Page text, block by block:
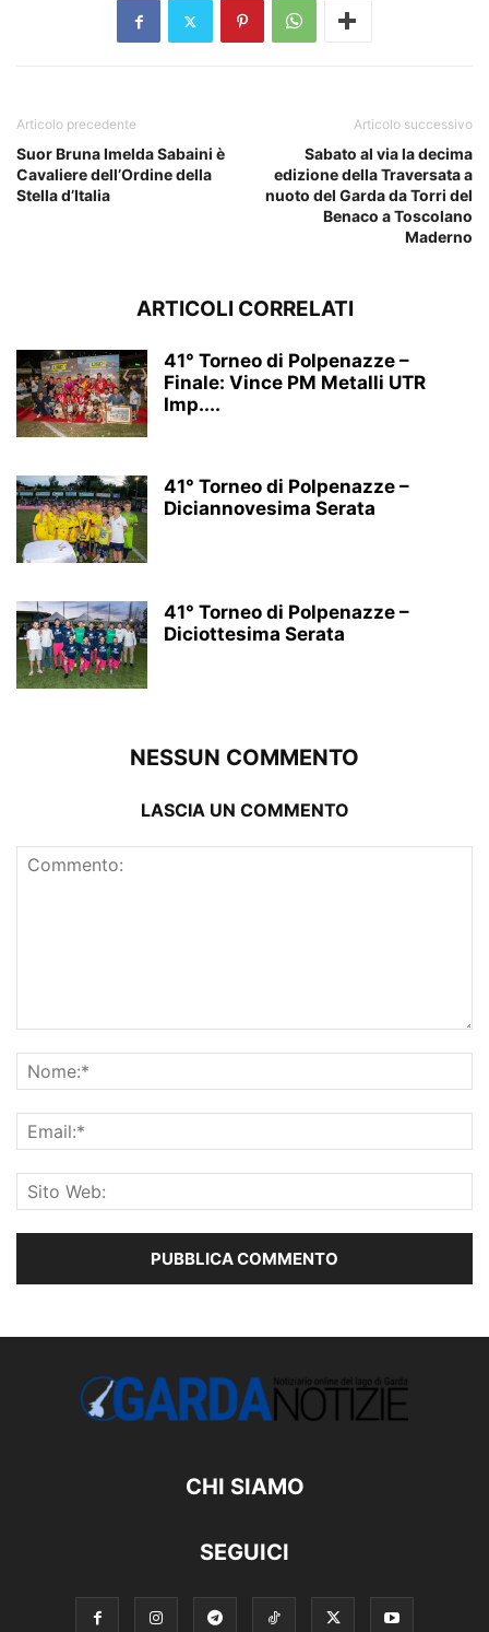
Articolo precedente
Suor Bruna Imelda Sabaini è
Cavaliere dell’Ordine della
Stella d’Italia
Articolo successivo
Sabato al via la decima
edizione della Traversata a
nuoto del Garda da Torri del
Benaco a Toscolano
Maderno
ARTICOLI CORRELATI
41° Torneo di Polpenazze –
Finale: Vince PM Metalli UTR
Imp....
41° Torneo di Polpenazze –
Diciannovesima Serata
41° Torneo di Polpenazze –
Diciottesima Serata
NESSUN COMMENTO
LASCIA UN COMMENTO
CHI SIAMO
SEGUICI